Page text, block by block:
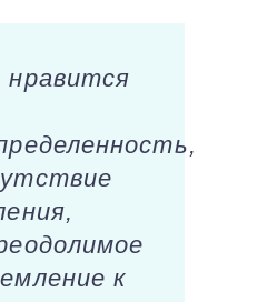
к